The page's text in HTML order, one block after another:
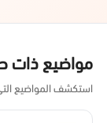
مواضيع ذات
استكشف المواضيع